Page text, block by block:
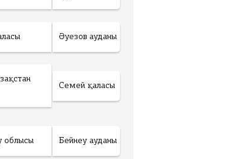
Әуезов ауданы
Семей қаласы
облысы Бейнеу ауданы